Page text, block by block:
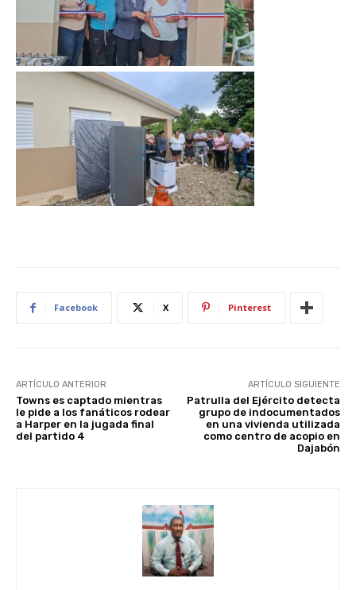
Facebook X Pinterest
ARTÍCULO ANTERIOR
Towns es captado mientras
le pide a los fanáticos rodear
a Harper en la jugada final
del partido 4
ARTÍCULO SIGUIENTE
Patrulla del Ejército detecta
grupo de indocumentados
en una vivienda utilizada
como centro de acopio en
Dajabón